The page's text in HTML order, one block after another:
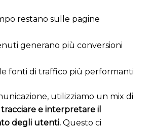
restano sulle pagine
generano più conversioni
fonti di traffico più performanti
utilizziamo un mix di
e interpretare il
degli utenti.Questo ci